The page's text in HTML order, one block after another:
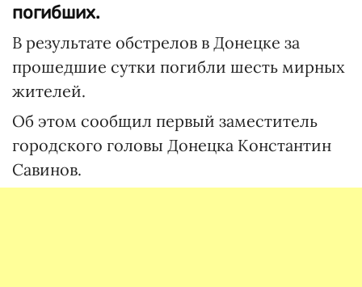
погибших.
В результате обстрелов в Донецке за
прошедшие сутки погибли шесть мирных
жителей.
Об этом сообщил первый заместитель
городского головы Донецка Константин
Савинов.